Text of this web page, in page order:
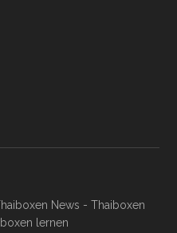
News - Thaiboxen
lernen